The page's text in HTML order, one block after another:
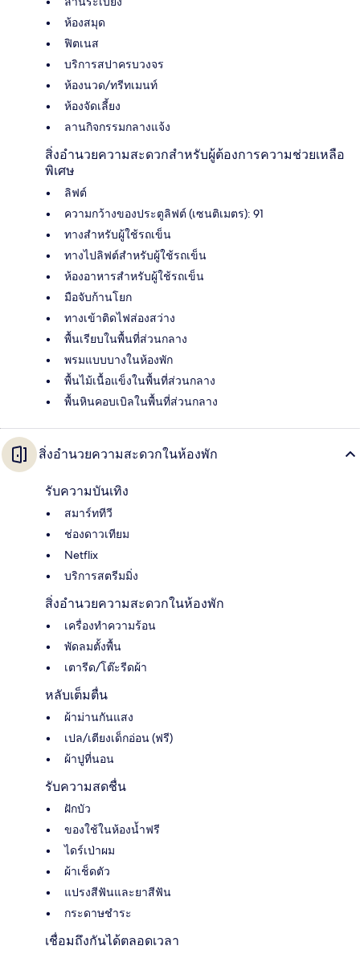
ห้องสมุด
ฟิตเนส
บริการสปาครบวงจร
ห้องนวด/ทรีทเมนท์
ห้องจัดเลี้ยง
ลานกิจกรรมกลางแจ้ง
สิ่งอำนวยความสะดวกสำหรับผู้ต้องการความช่วยเหลือ
พิเศษ
ลิฟต์
ความกว้างของประตูลิฟต์ (เซนติเมตร): 91
ทางสำหรับผู้ใช้รถเข็น
ทางไปลิฟต์สำหรับผู้ใช้รถเข็น
ห้องอาหารสำหรับผู้ใช้รถเข็น
มือจับก้านโยก
ทางเข้าติดไฟส่องสว่าง
พื้นเรียบในพื้นที่ส่วนกลาง
พรมแบบบางในห้องพัก
พื้นไม้เนื้อแข็งในพื้นที่ส่วนกลาง
พื้นหินคอบเบิลในพื้นที่ส่วนกลาง
สิ่งอำนวยความสะดวกในห้องพัก
รับความบันเทิง
สมาร์ททีวี
ช่องดาวเทียม
Netflix
บริการสตรีมมิ่ง
สิ่งอำนวยความสะดวกในห้องพัก
เครื่องทำความร้อน
พัดลมตั้งพื้น
เตารีด/โต๊ะรีดผ้า
หลับเต็มตื่น
ผ้าม่านกันแสง
เปล/เตียงเด็กอ่อน (ฟรี)
ผ้าปูที่นอน
รับความสดชื่น
ฝักบัว
ของใช้ในห้องน้ำฟรี
ไดร์เป่าผม
ผ้าเช็ดตัว
แปรงสีฟันและยาสีฟัน
กระดาษชำระ
เชื่อมถึงกันได้ตลอดเวลา